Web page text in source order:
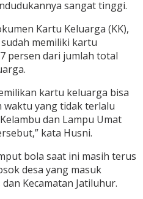
sangat tinggi.
Kartu Keluarga (KK),
memiliki kartu
persen dari jumlah total
kartu keluarga bisa
waktu yang tidak terlalu
dan Lampu Umat
kata Husni.
bola saat ini masih terus
desa yang masuk
Kecamatan Jatiluhur.